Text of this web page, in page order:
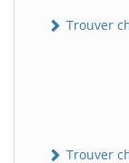
Trouver
Trouver